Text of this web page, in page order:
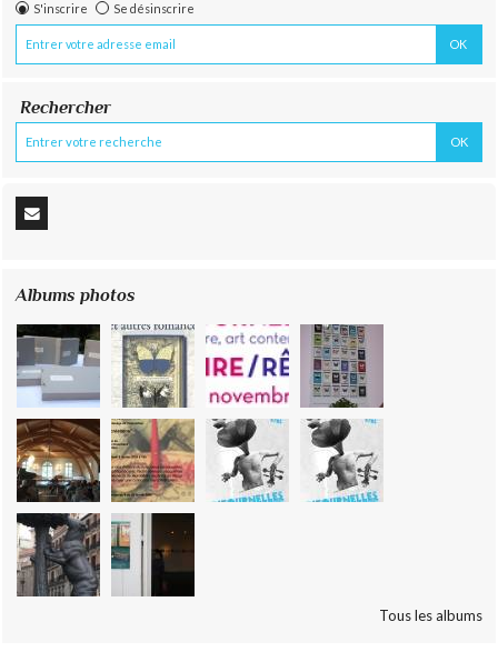
S'inscrire Se désinscrire
Rechercher
Albums photos
Tous les albums